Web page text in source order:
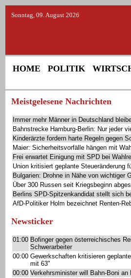
Sonntag, 09. August 2026
HOME POLITIK
Meistgelesene Nachrichten
Immer mehr Männer in Deutschland
Bahnstrecke Hamburg-Berlin: Nur jeder
Kinderärzte fordern harte Regeln gegen
Maier: Sicherheitsvorfälle hängen mit
Frei erwartet Einigung mit SPD bei
Union kritisiert geplante Steueränderung
Bulgarien: Drohne in Nähe von wichtiger
Über 300 Russen seit Kriegsbeginn
Berlins SPD-Spitzenkandidat stellt sich
AfD-Politiker Holm bezeichnet Renten-
Newsticker
01:00 Bofinger gegen österreichisches
Schwerarbeiter
00:00 Gewerkschaften kritisieren
mit 63"
00:00 Verkehrsminister will Bahn-Boni